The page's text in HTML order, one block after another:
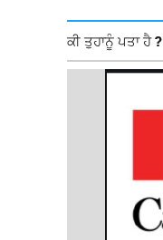
ਕੀ ਤੁਹਾਨੂੰ ਪਤਾ ਹੈ ?